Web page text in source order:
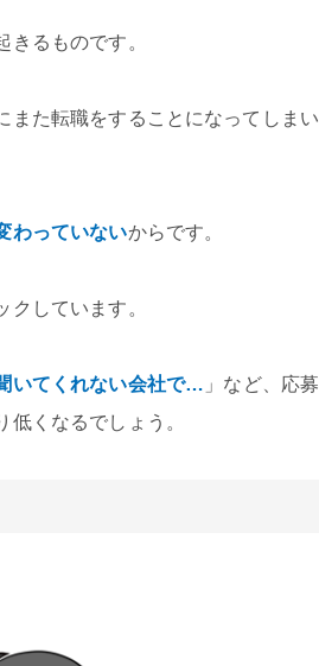
るものです。
また転職をすることになってしまい
わっていないからです。
しています。
いてくれない会社で… 」など、応募
くなるでしょう。